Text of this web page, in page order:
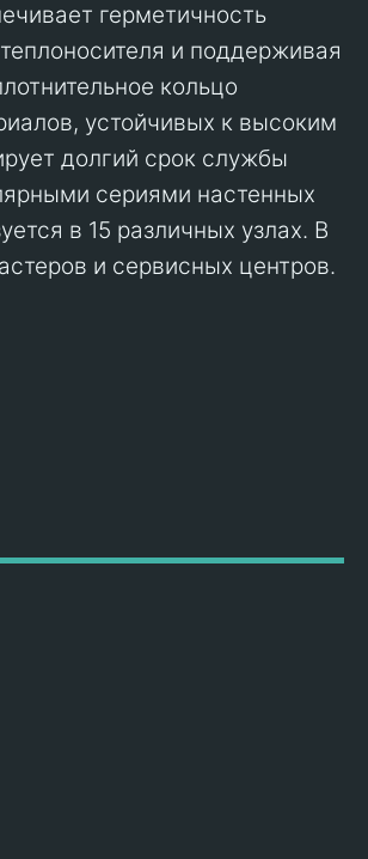
герметичность
и поддерживая
кольцо
устойчивых к высоким
долгий срок службы
сериями настенных
в 15 различных узлах. В
и сервисных центров.